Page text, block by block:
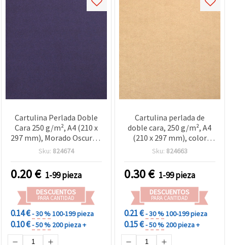
Cartulina Perlada Doble
Cara 250 g/m², A4 (210 x
297 mm), Morado Oscuro -
1 hoja para scrapbooking
Sku: 824674
0.20€ 1-99 pieza
DESCUENTOS
PARA CANTIDAD
0.14 €- 30 %100-199 pieza
0.10 €- 50 % 200 pieza +
Cartulina perlada de
doble cara, 250 g/m², A4
(210 x 297 mm), color
camel – 1 hoja para
Sku: 824663
0.30€ 1-99 pieza
DESCUENTOS
PARA CANTIDAD
0.21 €- 30 %100-199 pieza
0.15 €- 50 % 200 pieza +